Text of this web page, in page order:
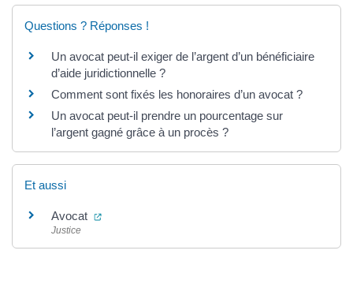
Questions ? Réponses !
Un avocat peut-il exiger de l’argent d’un bénéficiaire
d’aide juridictionnelle ?
Comment sont fixés les honoraires d’un avocat ?
Un avocat peut-il prendre un pourcentage sur
l’argent gagné grâce à un procès ?
Et aussi
Avocat (ouverture dans un nouvel onglet)
Justice